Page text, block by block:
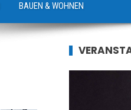
BAUEN & WOHNEN